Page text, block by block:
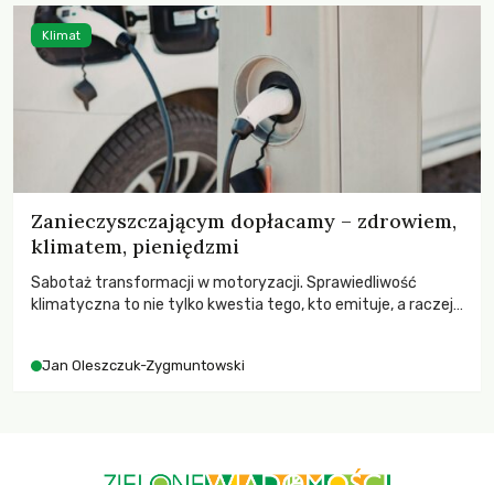
Zanieczyszczającym dopłacamy – zdrowiem,
klimatem, pieniędzmi
Sabotaż transformacji w motoryzacji. Sprawiedliwość
klimatyczna to nie tylko kwestia tego, kto emituje, a raczej
Jan Oleszczuk-Zygmuntowski
Klimat